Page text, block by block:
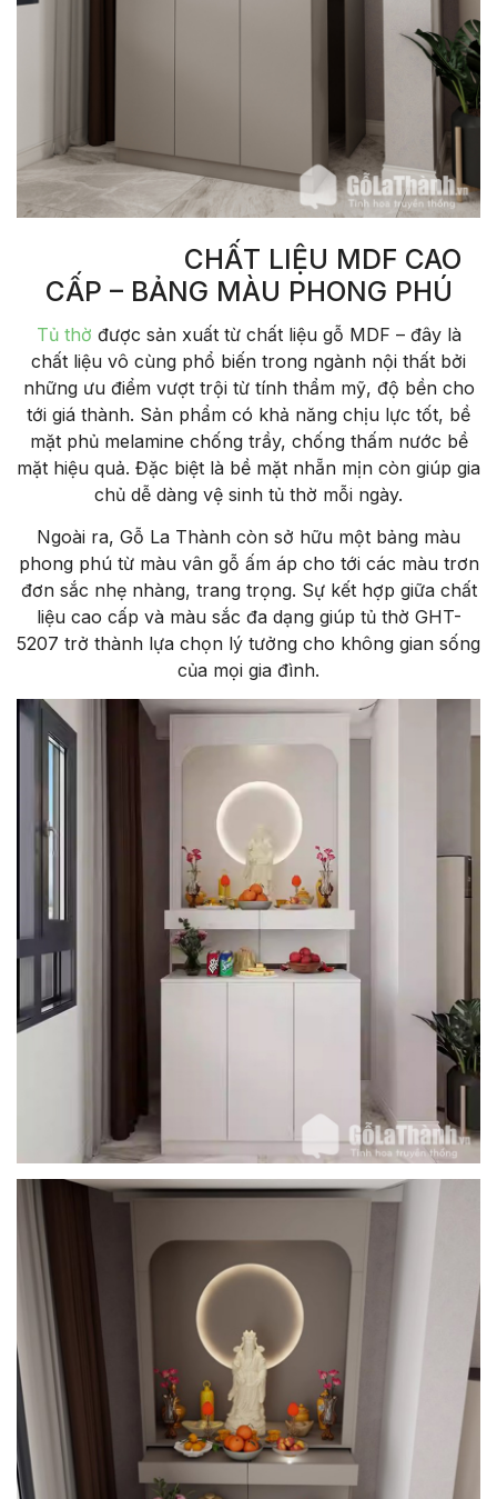
CHẤT LIỆU MDF CAO
CẤP – BẢNG MÀU PHONG PHÚ
Tủ thờ được sản xuất từ chất liệu gỗ MDF – đây là
chất liệu vô cùng phổ biến trong ngành nội thất bởi
những ưu điểm vượt trội từ tính thẩm mỹ, độ bền cho
tới giá thành. Sản phẩm có khả năng chịu lực tốt, bề
mặt phủ melamine chống trầy, chống thấm nước bề
mặt hiệu quả. Đặc biệt là bề mặt nhẵn mịn còn giúp gia
chủ dễ dàng vệ sinh tủ thờ mỗi ngày.
Ngoài ra, Gỗ La Thành còn sở hữu một bảng màu
phong phú từ màu vân gỗ ấm áp cho tới các màu trơn
đơn sắc nhẹ nhàng, trang trọng. Sự kết hợp giữa chất
liệu cao cấp và màu sắc đa dạng giúp tủ thờ GHT-
5207 trở thành lựa chọn lý tưởng cho không gian sống
của mọi gia đình.